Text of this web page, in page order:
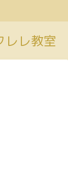
レレ教室